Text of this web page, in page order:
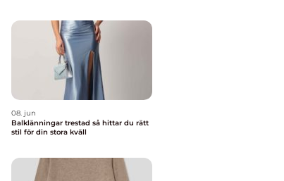
08. jun
Balklänningar trestad så hittar du rätt
stil för din stora kväll